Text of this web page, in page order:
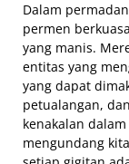
Dalam
permen
yang manis.
entitas yang
yang dapat
petualangan,
kenakalan
mengundang